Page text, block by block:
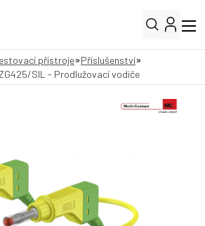
přístroje»Příslušenství»
SIL - Prodlužovací vodiče